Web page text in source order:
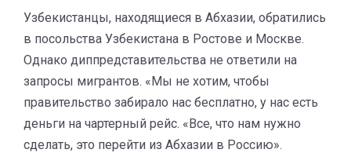
Узбекистанцы, находящиеся в Абхазии, обратились
в посольства Узбекистана в Ростове и Москве.
Однако диппредставительства не ответили на
запросы мигрантов. «Мы не хотим, чтобы
правительство забирало нас бесплатно, у нас есть
деньги на чартерный рейс. «Все, что нам нужно
сделать, это перейти из Абхазии в Россию».